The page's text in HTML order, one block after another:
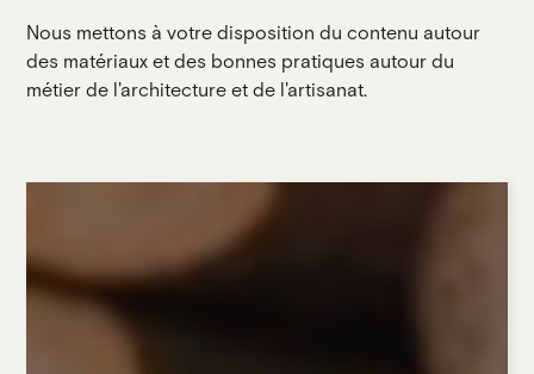
Nous mettons à votre disposition du contenu autour
des matériaux et des bonnes pratiques autour du
métier de l'architecture et de l'artisanat.